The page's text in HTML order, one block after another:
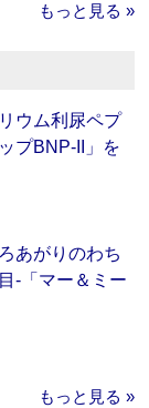
もっと見る »
ウム利尿ペプ
プBNP-II」を
あがりのわち
‐「マー＆ミー
もっと見る »